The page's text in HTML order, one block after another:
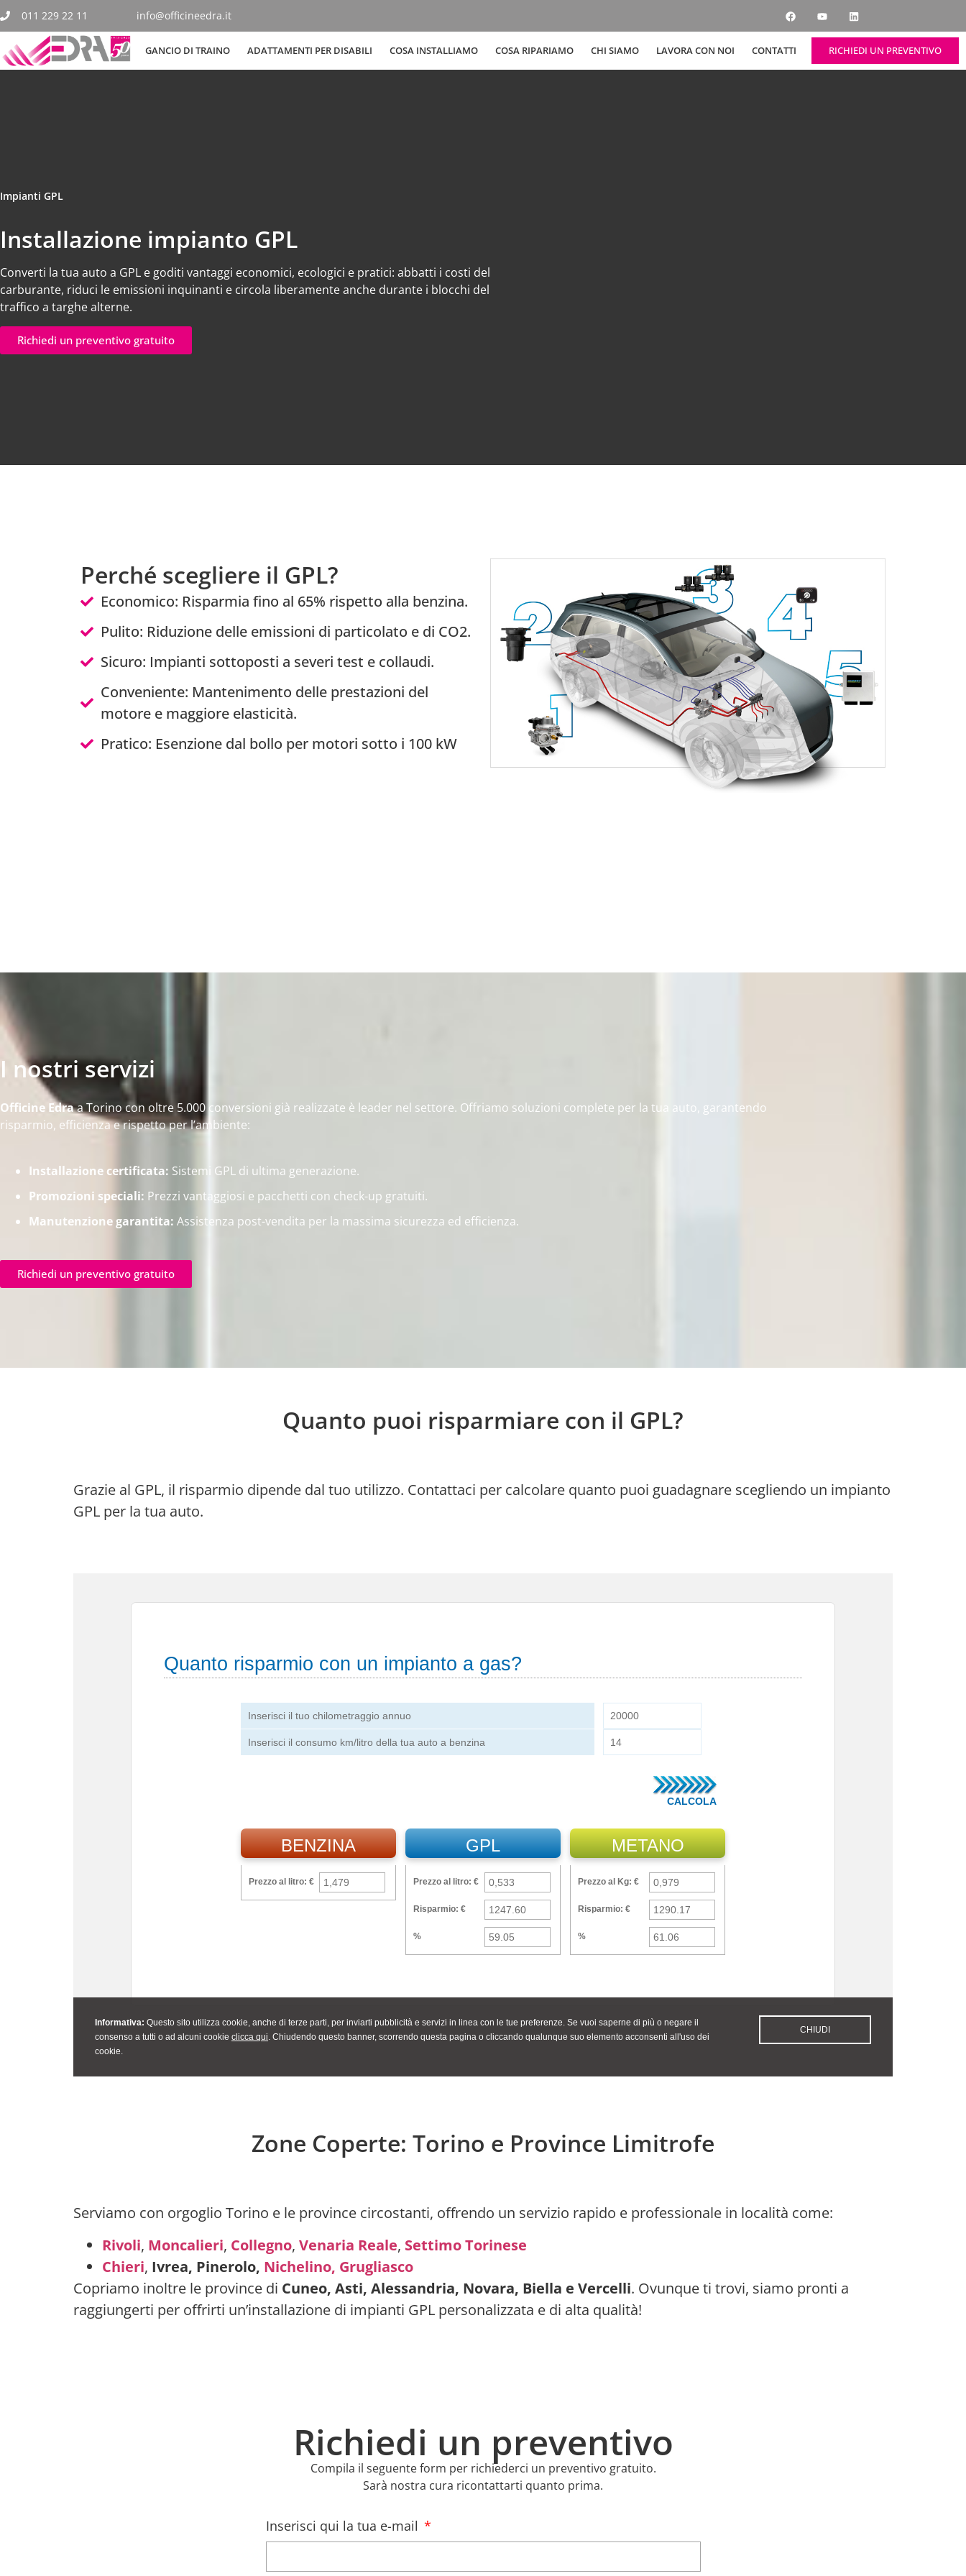
011 229 22 11 info@officineedra.it
GANCIO DI TRAINO ADATTAMENTI PER DISABILI COSA INSTALLIAMO COSA RIPARIAMO CHI SIAMO LAVORA CON NOI CONTATTI RICHIEDI UN PREVENTIVO
Impianti GPL
Installazione impianto GPL
Converti la tua auto a GPL e goditi vantaggi economici, ecologici e pratici: abbatti i costi del
carburante, riduci le emissioni inquinanti e circola liberamente anche durante i blocchi del
traffico a targhe alterne.
Richiedi un preventivo gratuito
Perché scegliere il GPL?
Economico: Risparmia fino al 65% rispetto alla benzina.
Pulito: Riduzione delle emissioni di particolato e di CO2.
Sicuro: Impianti sottoposti a severi test e collaudi.
Conveniente: Mantenimento delle prestazioni del
motore e maggiore elasticità.
Pratico: Esenzione dal bollo per motori sotto i 100 kW
I nostri servizi
Officine Edraa Torino con oltre 5.000 conversioni già realizzate è leader nel settore. Offriamo soluzioni complete per la tua auto, garantendo
risparmio, efficienza e rispetto per l’ambiente:
Installazione certificata: Sistemi GPL di ultima generazione.
Promozioni speciali: Prezzi vantaggiosi e pacchetti con check-up gratuiti.
Manutenzione garantita: Assistenza post-vendita per la massima sicurezza ed efficienza.
Richiedi un preventivo gratuito
Quanto puoi risparmiare con il GPL?
Grazie al GPL, il risparmio dipende dal tuo utilizzo. Contattaci per calcolare quanto puoi guadagnare scegliendo un impianto
GPL per la tua auto.
Zone Coperte: Torino e Province Limitrofe
Serviamo con orgoglio Torino e le province circostanti, offrendo un servizio rapido e professionale in località come:
Rivoli, Moncalieri, Collegno, Venaria Reale, Settimo Torinese
Chieri, Ivrea, Pinerolo, Nichelino, Grugliasco
Copriamo inoltre le province di Cuneo, Asti, Alessandria, Novara, Biella e Vercelli. Ovunque ti trovi, siamo pronti a
raggiungerti per offrirti un’installazione di impianti GPL personalizzata e di alta qualità!
Richiedi un preventivo
Compila il seguente form per richiederci un preventivo gratuito.
Sarà nostra cura ricontattarti quanto prima.
Inserisci qui la tua e-mail